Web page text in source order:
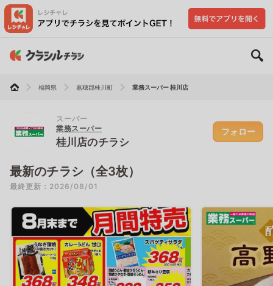
福岡県 嘉穂郡桂川町 業務スーパー 桂川店
スーパー
業務スーパー
桂川店のチラシ
フォロー
最新のチラシ（全3枚）
最終更新：2026/08/01